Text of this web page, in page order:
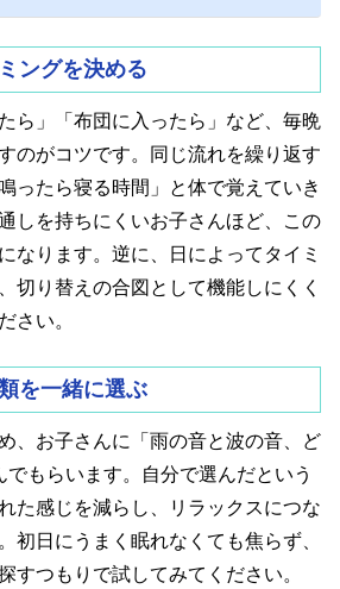
ングを決める
ら」「布団に入ったら」など、毎晩
のがコツです。同じ流れを繰り返す
ったら寝る時間」と体で覚えていき
しを持ちにくいお子さんほど、この
なります。逆に、日によってタイミ
切り替えの合図として機能しにくく
さい。
を一緒に選ぶ
、お子さんに「雨の音と波の音、ど
でもらいます。自分で選んだという
た感じを減らし、リラックスにつな
初日にうまく眠れなくても焦らず、
すつもりで試してみてください。